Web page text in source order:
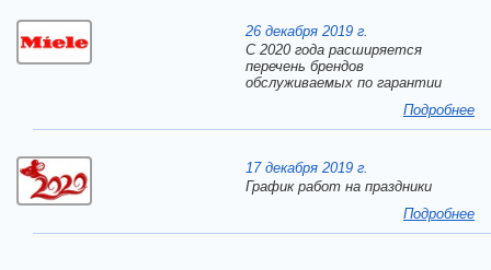
26 декабря 2019 г.
С 2020 года расширяется
перечень брендов
обслуживаемых по гарантии
Подробнее
17 декабря 2019 г.
График работ на праздники
Подробнее